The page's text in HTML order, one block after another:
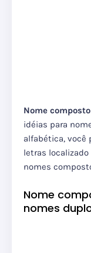
Nome
idéias para
alfabética, você
letras
nomes
Nome
nomes